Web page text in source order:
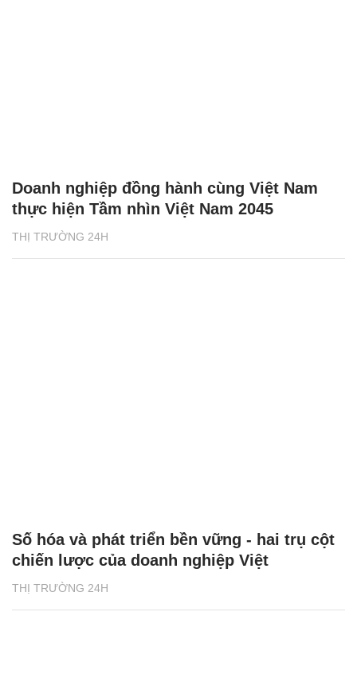
THỊ TRƯỜNG 24H
Doanh nghiệp đồng hành cùng Việt Nam
thực hiện Tầm nhìn Việt Nam 2045
THỊ TRƯỜNG 24H
Số hóa và phát triển bền vững - hai trụ cột
chiến lược của doanh nghiệp Việt